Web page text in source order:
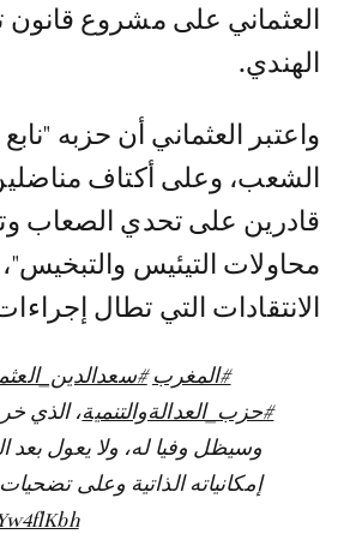
العثماني على مشروع قانون
الهندي.
واعتبر العثماني أن حزبه
الشعب، وعلى أكتاف
قادرين على تحدي الصعاب
محاولات التيئيس
الانتقادات التي تطال
#المغرب
#حزب_العدالةوالتنمية، الذي
وسيظل وفيا له، ولا يعول
إمكانياته الذاتية وعلى